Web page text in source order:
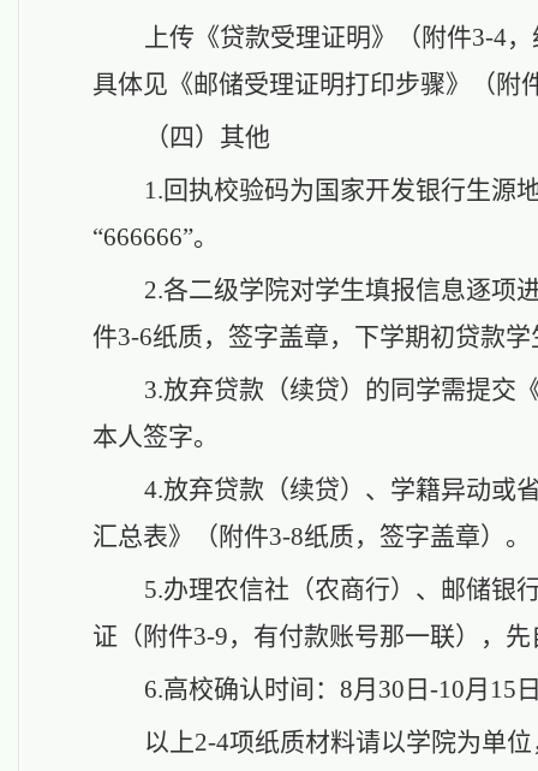
上传《贷款受理证明》（附件3-4
具体见《邮储受理证明打印步骤》（附
（四） 其他
1.回执校验码为国家开发银行生源
“666666”。
2.各二级学院对学生填报信息逐项
件3-6纸质，签字盖章，下学期初贷款
3.放弃贷款（续贷）的同学需提交
本人签字。
4.放弃贷款（续贷）、学籍异动或
汇总表》（附件3-8纸质，签字盖章）。
5.办理农信社（农商行）、邮储银
证（附件3-9，有付款账号那一联），
6.高校确认时间：8月30日-10月15
以上2-4项纸质材料请以学院为单位